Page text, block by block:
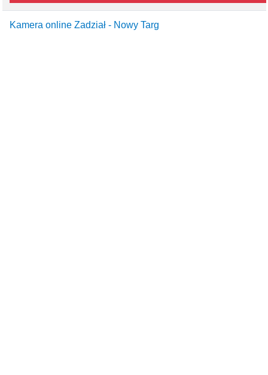
Kamera online Zadział - Nowy Targ